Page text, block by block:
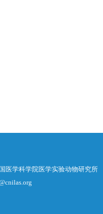
医学科学院医学实验动物研究所